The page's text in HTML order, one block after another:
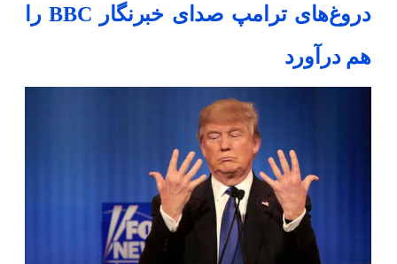
دروغ‌های ترامپ صدای خبرنگار BBC را
هم درآورد